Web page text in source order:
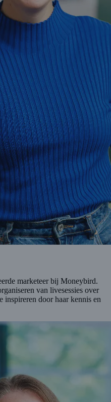
marketeer bij Moneybird.
van livesessies over
inspireren door haar kennis en